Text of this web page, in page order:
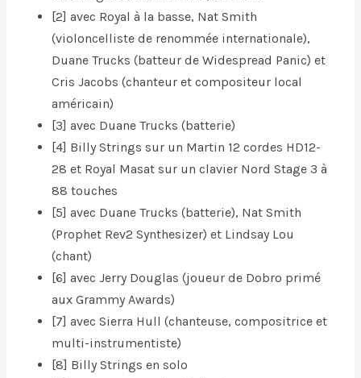
[2] avec Royal à la basse, Nat Smith
(violoncelliste de renommée internationale),
Duane Trucks (batteur de Widespread Panic) et
Cris Jacobs (chanteur et compositeur local
américain)
[3] avec Duane Trucks (batterie)
[4] Billy Strings sur un Martin 12 cordes HD12-
28 et Royal Masat sur un clavier Nord Stage 3 à
88 touches
[5] avec Duane Trucks (batterie), Nat Smith
(Prophet Rev2 Synthesizer) et Lindsay Lou
(chant)
[6] avec Jerry Douglas (joueur de Dobro primé
aux Grammy Awards)
[7] avec Sierra Hull (chanteuse, compositrice et
multi-instrumentiste)
[8] Billy Strings en solo